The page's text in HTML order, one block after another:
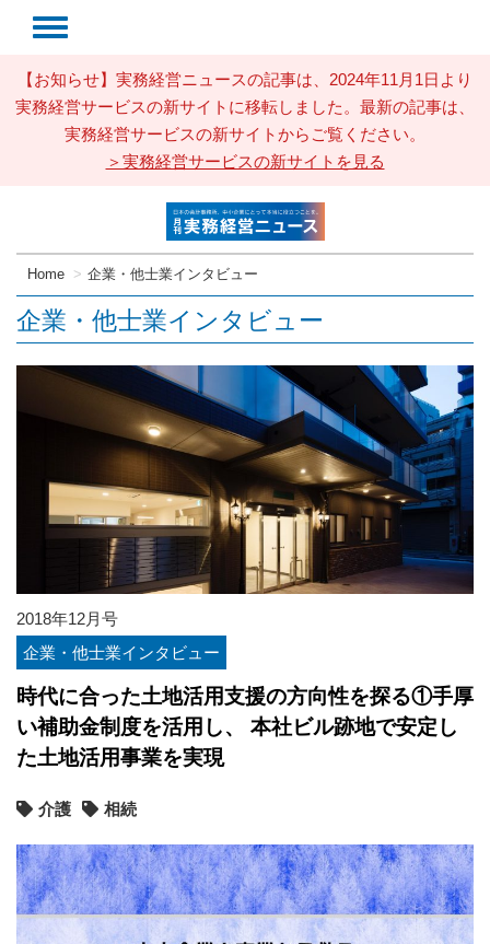
【お知らせ】実務経営ニュースの記事は、2024年11月1日より
実務経営サービスの新サイトに移転しました。最新の記事は、
実務経営サービスの新サイトからご覧ください。
＞実務経営サービスの新サイトを見る
Home 企業・他士業インタビュー
企業・他士業インタビュー
2018年12月号
企業・他士業インタビュー
時代に合った土地活用支援の方向性を探る①手厚
い補助金制度を活用し、 本社ビル跡地で安定し
た土地活用事業を実現
介護 相続